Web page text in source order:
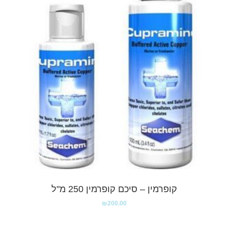
קופרמין – סיכם קופרמין 250 מ"ל
₪200.00